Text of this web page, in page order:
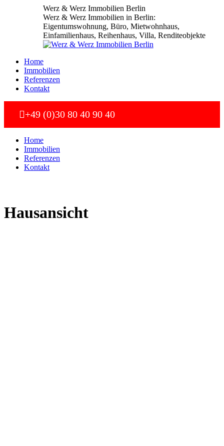
Werz & Werz Immobilien Berlin
Werz & Werz Immobilien in Berlin:
Eigentumswohnung, Büro, Mietwohnhaus,
Einfamilienhaus, Reihenhaus, Villa, Renditeobjekte
Home
Immobilien
Referenzen
Kontakt
+49 (0)30 80 40 90 40
Home
Immobilien
Referenzen
Kontakt
Hausansicht